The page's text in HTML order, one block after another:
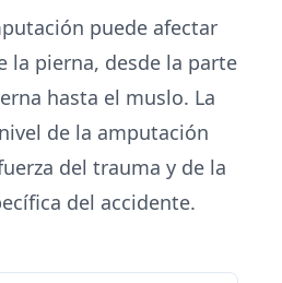
puede afectar
la pierna, desde la parte
hasta el muslo. La
de la amputación
del trauma y de la
del accidente.